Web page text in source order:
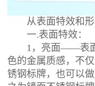
从表面特效和形
一.表面特效：
1，亮面——表面
色的金属质感，不
锈钢标牌，也可以